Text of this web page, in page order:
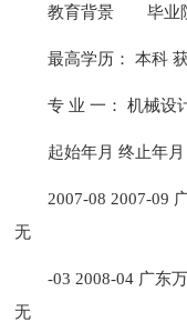
教育背景 毕业
最高学历： 本科
专 业 一： 机械设
起始年月 终止年
2007-08 2007-09
无
-03 2008-04 广东
无